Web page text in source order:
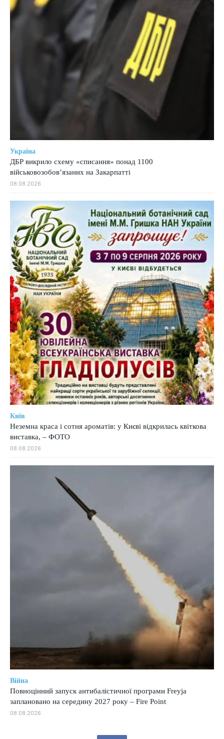
Україна
ДБР викрило схему «списання» понад 1100
військовозобов’язаних на Закарпатті
08.08.2026
Київ
Неземна краса і сотня ароматів: у Києві відкрилась квіткова
виставка, – ФОТО
08.08.2026
Війна
Повноцінний запуск антибалістичної програми Freyja
заплановано на середину 2027 року – Fire Point
08.08.2026